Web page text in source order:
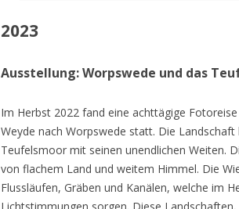
2023
Ausstellung: Worpswede und das
Im Herbst 2022 fand eine achttägige
Weyde nach Worpswede statt. Die
Teufelsmoor mit seinen unendlichen Weiten.
von flachem Land und weitem Himmel. Die
Flussläufen, Gräben und Kanälen, welche im